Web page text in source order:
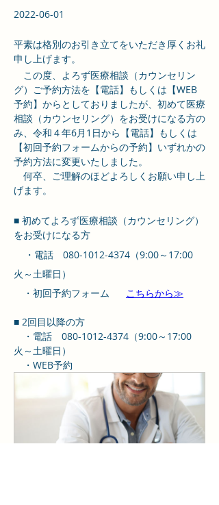
2022-06-01
平素は格別のお引き立てをいただき厚くお礼
申し上げます。
この度、よろず医療相談（カウンセリン
グ）ご予約方法を【電話】もしくは【WEB
予約】からとしておりましたが、初めて医療
相談（カウンセリング）をお受けになる方の
み、令和４年6月1日から【電話】もしくは
【初回予約フォームからの予約】いずれかの
予約方法に変更いたしました。
何卒、ご理解のほどよろしくお願い申し上
げます。
■ 初めてよろず医療相談（カウンセリング）
をお受けになる方
火～土曜日）
・初回予約フォーム こちらから≫
■ 2回目以降の方
・電話　080-1012-4374（9:00～17:00
火～土曜日）
・WEB予約